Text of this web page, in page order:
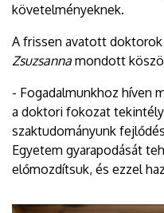
követelményeknek.
A frissen avatott doktorok
Zsuzsanna mondott
- Fogadalmunkhoz híven
a doktori fokozat
szaktudományunk
Egyetem gyarapodását
előmozdítsuk, és ezzel